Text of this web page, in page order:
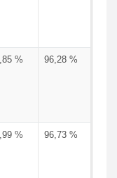
% 96,28 %
% 96,73 %